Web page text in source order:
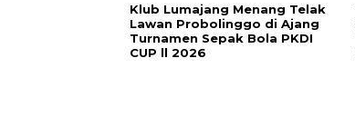
Klub Lumajang Menang Telak
Lawan Probolinggo di Ajang
Turnamen Sepak Bola PKDI
CUP ll 2026